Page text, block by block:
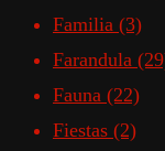
Familia (3)
Farandula
Fauna (22)
Fiestas (2)